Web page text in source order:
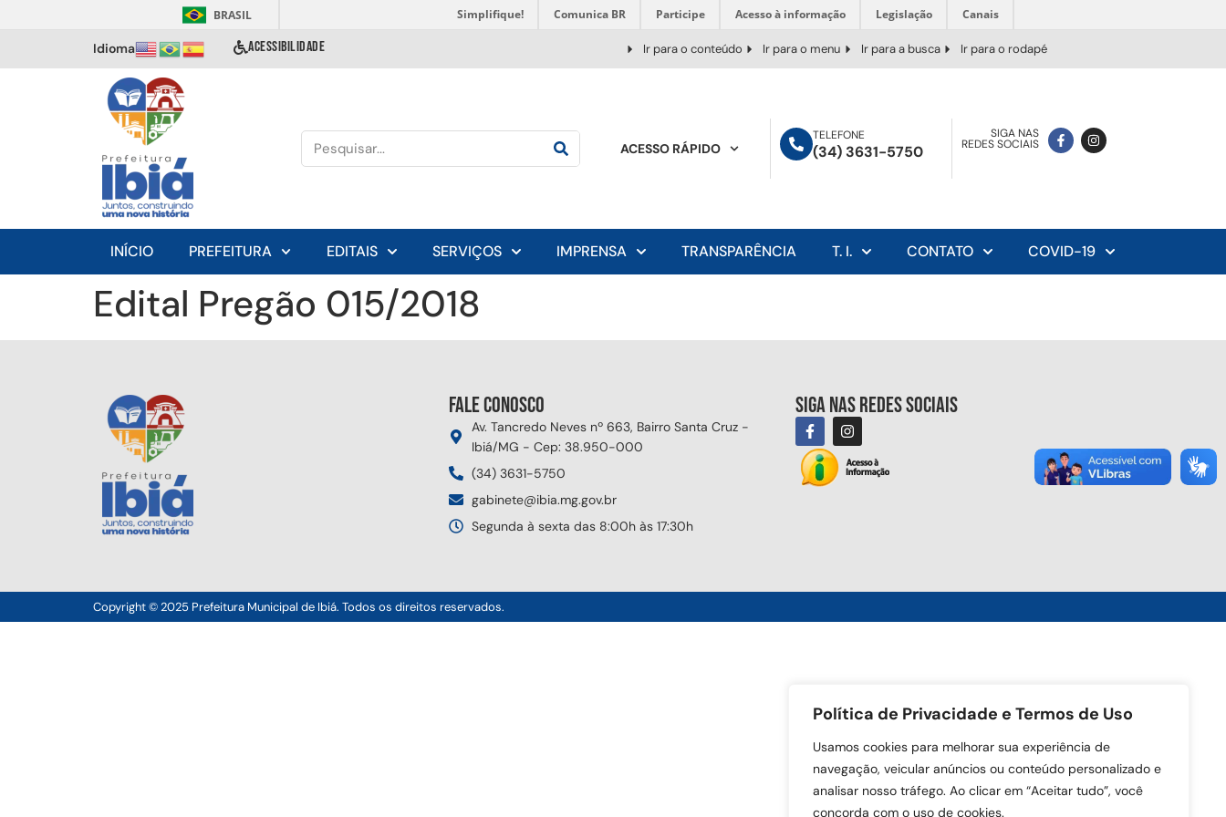
Política de Privacidade e Termos de Uso
Usamos cookies para melhorar sua experiência de
navegação, veicular anúncios ou conteúdo personalizado e
analisar nosso tráfego. Ao clicar em “Aceitar tudo”, você
concorda com o uso de cookies.
BRASIL Simplifique! Comunica BR Participe Acesso à informação Legislação Canais
Idioma ACESSIBILIDADE Ir para o conteúdo Ir para o menu Ir para a busca Ir para o rodapé
ACESSO RÁPIDO
TELEFONE
(34) 3631-5750
SIGA NAS
REDES SOCIAIS
INÍCIO PREFEITURA EDITAIS SERVIÇOS IMPRENSA TRANSPARÊNCIA T. I. CONTATO COVID-19
Edital Pregão 015/2018
Fale conosco
Av. Tancredo Neves nº 663, Bairro Santa Cruz -
Ibiá/MG - Cep: 38.950-000
(34) 3631-5750
gabinete@ibia.mg.gov.br
Segunda à sexta das 8:00h às 17:30h
Siga nas redes sociais
Copyright © 2025 Prefeitura Municipal de Ibiá. Todos os direitos reservados.